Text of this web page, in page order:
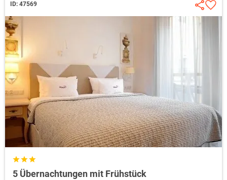
ID: 47569
5 Übernachtungen mit Frühstück